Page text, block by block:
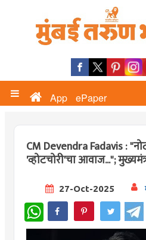
App ePaper
CM Devendra Fadavis :
'व्होटचोरी'चा आवाज...";
27-Oct-2025
WhatsApp